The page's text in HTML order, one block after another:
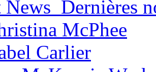
News_Dernières
McPhee
Carlier